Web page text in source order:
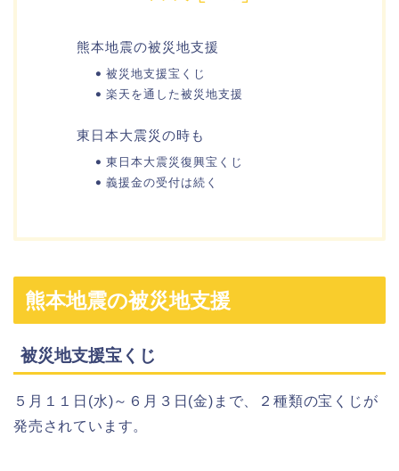
熊本地震の被災地支援
被災地支援宝くじ
楽天を通した被災地支援
東日本大震災の時も
東日本大震災復興宝くじ
義援金の受付は続く
熊本地震の被災地支援
被災地支援宝くじ
５月１１日(水)～６月３日(金)まで、２種類の宝くじが
発売されています。